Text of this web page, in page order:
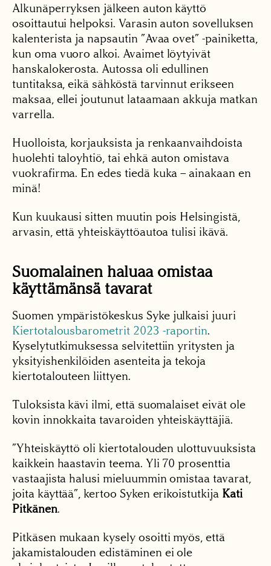
Alkunäperryksen jälkeen auton käyttö
osoittautui helpoksi. Varasin auton sovelluksen
kalenterista ja napsautin ”Avaa ovet” -painiketta,
kun oma vuoro alkoi. Avaimet löytyivät
hanskalokerosta. Autossa oli edullinen
tuntitaksa, eikä sähköstä tarvinnut erikseen
maksaa, ellei joutunut lataamaan akkuja matkan
varrella.
Huolloista, korjauksista ja renkaanvaihdoista
huolehti taloyhtiö, tai ehkä auton omistava
vuokrafirma. En edes tiedä kuka – ainakaan en
minä!
Kun kuukausi sitten muutin pois Helsingistä,
arvasin, että yhteiskäyttöautoa tulisi ikävä.
Suomalainen haluaa omistaa
käyttämänsä tavarat
Suomen ympäristökeskus Syke julkaisi juuri
Kiertotalousbarometrit 2023 -raportin.
Kyselytutkimuksessa selvitettiin yritysten ja
yksityishenkilöiden asenteita ja tekoja
kiertotalouteen liittyen.
Tuloksista kävi ilmi, että suomalaiset eivät ole
kovin innokkaita tavaroiden yhteiskäyttäjiä.
”Yhteiskäyttö oli kiertotalouden ulottuvuuksista
kaikkein haastavin teema. Yli 70 prosenttia
vastaajista halusi mieluummin omistaa tavarat,
joita käyttää”, kertoo Syken erikoistutkija Kati
Pitkänen.
Pitkäsen mukaan kysely osoitti myös, että
jakamistalouden edistäminen ei ole